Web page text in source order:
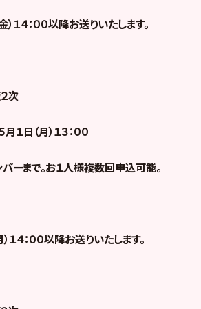
４：００以降お送りいたします。
次
１日（月）１３：００
バーまで。お１人様複数回申込可能。
４：００以降お送りいたします。